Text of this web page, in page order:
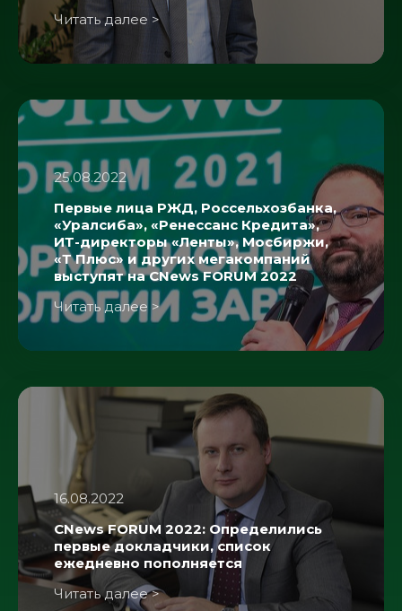
Читать далее >
25.08.2022
Первые лица РЖД, Россельхозбанка,
«Уралсиба», «Ренессанс Кредита»,
ИТ-директоры «Ленты», Мосбиржи,
«Т Плюс» и других мегакомпаний
выступят на CNews FORUM 2022
Читать далее >
16.08.2022
CNews FORUM 2022: Определились
первые докладчики, список
ежедневно пополняется
Читать далее >